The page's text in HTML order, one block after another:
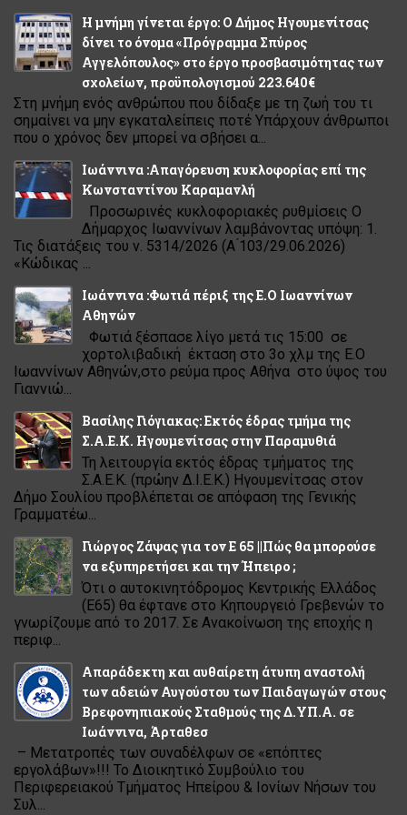
Η μνήμη γίνεται έργο: Ο Δήμος Ηγουμενίτσας
δίνει το όνομα «Πρόγραμμα Σπύρος
Αγγελόπουλος» στο έργο προσβασιμότητας των
σχολείων, προϋπολογισμού 223.640€
Στη μνήμη ενός ανθρώπου που δίδαξε με τη ζωή του τι
σημαίνει να μην εγκαταλείπεις ποτέ Υπάρχουν άνθρωποι
που ο χρόνος δεν μπορεί να σβήσει α...
Ιωάννινα :Απαγόρευση κυκλοφορίας επί της
Κωνσταντίνου Καραμανλή
Προσωρινές κυκλοφοριακές ρυθμίσεις Ο
Δήμαρχος Ιωαννίνων λαμβάνοντας υπόψη: 1.
Τις διατάξεις του ν. 5314/2026 (Α ́103/29.06.2026)
«Κώδικας ...
Ιωάννινα :Φωτιά πέριξ της Ε.Ο Ιωαννίνων
Αθηνών
Φωτιά ξέσπασε λίγο μετά τις 15:00 σε
χορτολιβαδική έκταση στο 3ο χλμ της Ε.Ο
Ιωαννίνων Αθηνών,στο ρεύμα προς Αθήνα στο ύψος του
Γιαννιώ...
Βασίλης Γιόγιακας: Εκτός έδρας τμήμα της
Σ.Α.Ε.Κ. Ηγουμενίτσας στην Παραμυθιά
Τη λειτουργία εκτός έδρας τμήματος της
Σ.Α.Ε.Κ. (πρώην Δ.Ι.Ε.Κ.) Ηγουμενίτσας στον
Δήμο Σουλίου προβλέπεται σε απόφαση της Γενικής
Γραμματέω...
Γιώργος Ζάψας για τον Ε 65 ||Πώς θα μπορούσε
να εξυπηρετήσει και την Ήπειρο ;
Ότι ο αυτοκινητόδρομος Κεντρικής Ελλάδος
(Ε65) θα έφτανε στο Κηπουργειό Γρεβενών το
γνωρίζουμε από το 2017. Σε Ανακοίνωση της εποχής η
περιφ...
Απαράδεκτη και αυθαίρετη άτυπη αναστολή
των αδειών Αυγούστου των Παιδαγωγών στους
Βρεφονηπιακούς Σταθμούς της Δ.ΥΠ.Α. σε
Ιωάννινα, Άρταθεσ
– Μετατροπές των συναδέλφων σε «επόπτες
εργολάβων»!!! Το Διοικητικό Συμβούλιο του
Περιφερειακού Τμήματος Ηπείρου & Ιονίων Νήσων του
Συλ...